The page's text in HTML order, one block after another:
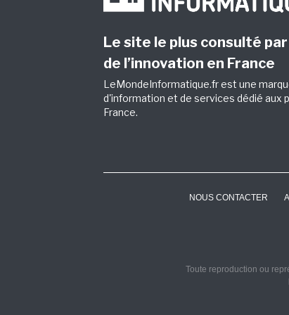
Le site le plus consulté
de l’innovation en France
LeMondeInformatique.fr est une
d'information et de services dédié aux
France.
NOUS CONTACTER
Toute reproduction ou